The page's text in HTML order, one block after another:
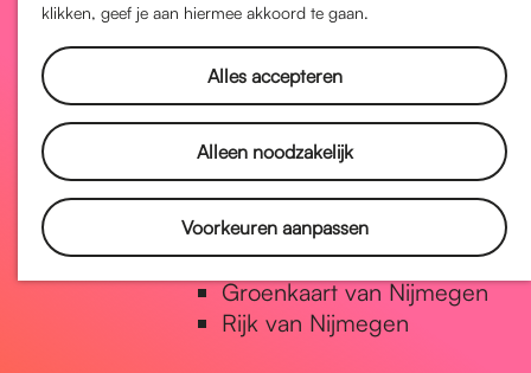
klikken, geef je aan hiermee akkoord te gaan.
Alles accepteren
Alleen noodzakelijk
Voorkeuren aanpassen
e
t
Historie
De oudste stad van
Nederland
Historische tijdlijn
Romeinse Limes
Vrede van Nijmegen Penning
Natuur in Nijmegen
Groenkaart van Nijmegen
Rijk van Nijmegen